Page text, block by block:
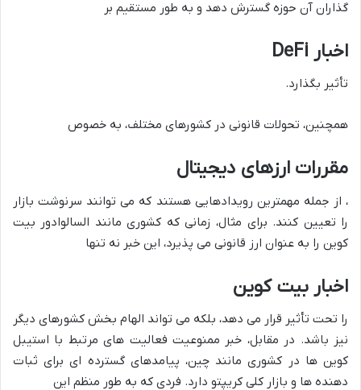
گذاران آن حوزه گسترش دهد و به طور مستقیم بر
اخبار DeFi
تأثیر بگذارد.
همچنین، تحولات قانونی در کشورهای مختلف، به خصوص
مقررات ارزهای دیجیتال
، از جمله مهمترین رویدادهایی هستند که می توانند سرنوشت بازار
را تعیین کنند. برای مثال، زمانی که کشوری مانند السالوادور بیت
کوین را به عنوان ارز قانونی می پذیرد، این خبر نه تنها
اخبار بیت کوین
را تحت تأثیر قرار می دهد، بلکه می تواند الهام بخش کشورهای دیگر
نیز باشد. در مقابل، خبر ممنوعیت فعالیت های مرتبط با استیبل
کوین ها در کشوری مانند چین، پیامدهای گسترده ای برای ثبات
دهنده ها و بازار کلی کریپتو دارد. فردی که به طور منظم این